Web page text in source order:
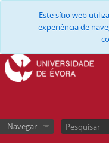
Este sítio web
experiência de
Navegar